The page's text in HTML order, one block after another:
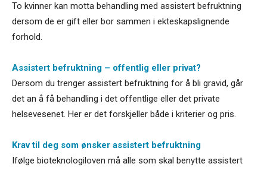
To kvinner kan motta behandling med assistert befruktning
dersom de er gift eller bor sammen i ekteskapslignende
forhold.
Assistert befruktning – offentlig eller privat?
Dersom du trenger assistert befruktning for å bli gravid, går
det an å få behandling i det offentlige eller det private
helsevesenet. Her er det forskjeller både i kriterier og pris.
Krav til deg som ønsker assistert befruktning
Ifølge bioteknologiloven må alle som skal benytte assistert